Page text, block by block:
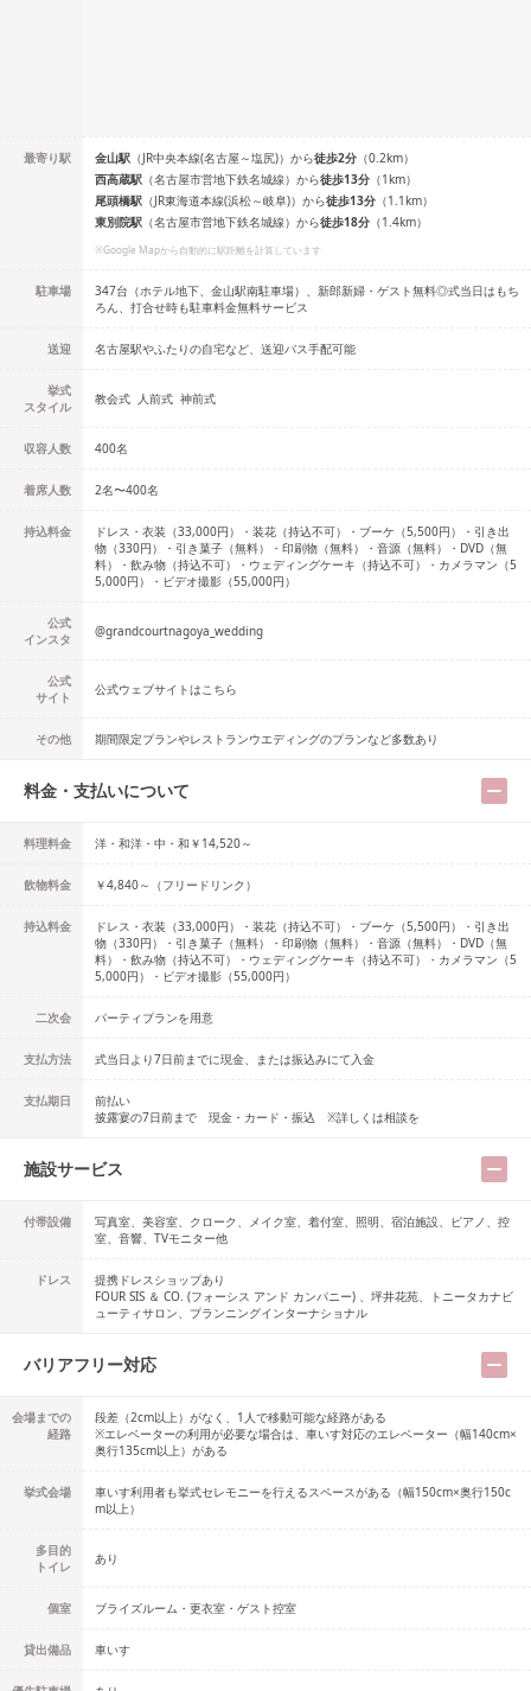
最寄り駅 金山駅 （JR中央本線(名古屋～塩尻)） から徒歩2分 （0.2km）
西高蔵駅 （名古屋市営地下鉄名城線） から徒歩13分 （1km）
尾頭橋駅 （JR東海道本線(浜松～岐阜)） から徒歩13分 （1.1km）
東別院駅 （名古屋市営地下鉄名城線） から徒歩18分 （1.4km）
※Google Mapから自動的に駅距離を計算しています
駐車場
347台（ホテル地下、金山駅南駐車場）、新郎新婦・ゲスト無料◎式当日はもち
ろん、打合せ時も駐車料金無料サービス
送迎 名古屋駅やふたりの自宅など、送迎バス手配可能
挙式
スタイル
教会式 人前式 神前式
収容人数 400名
着席人数 2名〜400名
持込料金
ドレス・衣装（33,000円）・装花（持込不可）・ブーケ（5,500円）・引き出
物（330円）・引き菓子（無料）・印刷物（無料）・音源（無料）・DVD（無
料）・飲み物（持込不可）・ウェディングケーキ（持込不可）・カメラマン（5
5,000円）・ビデオ撮影（55,000円）
公式
インスタ
@grandcourtnagoya_wedding
公式
サイト
公式ウェブサイトはこちら
その他 期間限定プランやレストランウエディングのプランなど多数あり
料金・支払いについて
料理料金 洋・和洋・中・和￥14,520～
飲物料金 ￥4,840～（フリードリンク）
持込料金
ドレス・衣装（33,000円）・装花（持込不可）・ブーケ（5,500円）・引き出
物（330円）・引き菓子（無料）・印刷物（無料）・音源（無料）・DVD（無
料）・飲み物（持込不可）・ウェディングケーキ（持込不可）・カメラマン（5
5,000円）・ビデオ撮影（55,000円）
二次会 パーティプランを用意
支払方法 式当日より7日前までに現金、または振込みにて入金
支払期日
前払い
披露宴の7日前まで 現金・カード・振込 ※詳しくは相談を
施設サービス
付帯設備
写真室、美容室、クローク、メイク室、着付室、照明、宿泊施設、ピアノ、控
室、音響、TVモニター他
ドレス 提携ドレスショップあり
FOUR SIS ＆ CO. (フォーシス アンド カンパニー) 、坪井花苑、トニータカナビ
ューティサロン、プランニングインターナショナル
バリアフリー対応
会場までの
経路
段差（2cm以上）がなく、1人で移動可能な経路がある
※エレベーターの利用が必要な場合は、車いす対応のエレベーター（幅140cm×
奥行135cm以上）がある
挙式会場
車いす利用者も挙式セレモニーを行えるスペースがある（幅150cm×奥行150c
m以上）
多目的
トイレ
あり
個室 ブライズルーム・更衣室・ゲスト控室
貸出備品 車いす